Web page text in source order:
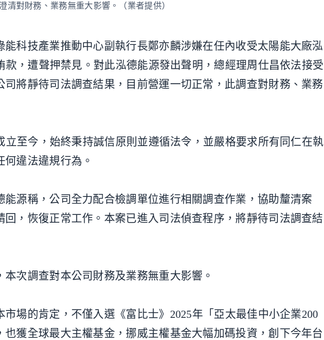
對財務、業務無重大影響。（業者提供）
能科技產業推動中心副執行長鄭亦麟涉嫌在任內收受太陽能大廠泓
款，遭聲押禁見。對此泓德能源發出聲明，總經理周仕昌依法接受
將靜待司法調查結果，目前營運一切正常，此調查對財務、業務
立至今，始終秉持誠信原則並遵循法令，並嚴格要求所有同仁在執
違法違規行為。
源稱，公司全力配合檢調單位進行相關調查作業，協助釐清案
，恢復正常工作。本案已進入司法偵查程序，將靜待司法調查結
次調查對本公司財務及業務無重大影響。
場的肯定，不僅入選《富比士》2025年「亞太最佳中小企業200
獲全球最大主權基金，挪威主權基金大幅加碼投資，創下今年台